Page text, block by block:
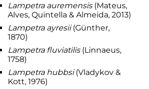
Lampetra auremensis(Mateus,
Alves, Quintella & Almeida, 2013)
Lampetra ayresii(Günther,
1870)
Lampetra fluviatilis(Linnaeus,
1758)
Lampetra hubbsi(Vladykov &
Kott, 1976)